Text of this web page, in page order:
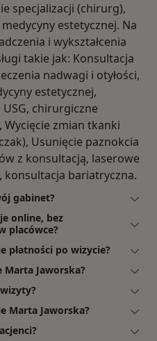
specjalizacji (chirurg),
estetycznej. Na
i wykształcenia
takie jak: Konsultacja
nadwagi i otyłości,
estetycznej,
chirurgiczne
zmian tkanki
Usunięcie paznokcia
z konsultacją, laserowe
bariatryczna.
gabinet?
online, bez
placówce?
płatności po wizycie?
Jaworska?
Marta Jaworska?